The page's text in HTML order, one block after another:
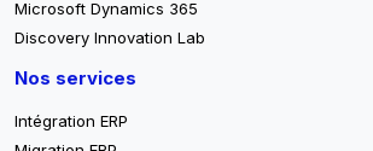
Microsoft Dynamics 365
Discovery Innovation Lab
Nos services
Intégration ERP